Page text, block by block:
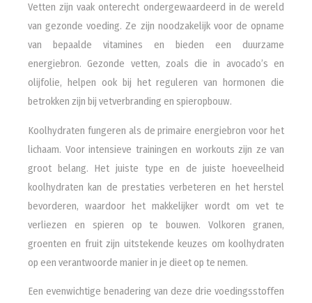
Vetten zijn vaak onterecht ondergewaardeerd in de wereld
van gezonde voeding. Ze zijn noodzakelijk voor de opname
van bepaalde vitamines en bieden een duurzame
energiebron. Gezonde vetten, zoals die in avocado’s en
olijfolie, helpen ook bij het reguleren van hormonen die
betrokken zijn bij vetverbranding en spieropbouw.
Koolhydraten fungeren als de primaire energiebron voor het
lichaam. Voor intensieve trainingen en workouts zijn ze van
groot belang. Het juiste type en de juiste hoeveelheid
koolhydraten kan de prestaties verbeteren en het herstel
bevorderen, waardoor het makkelijker wordt om vet te
verliezen en spieren op te bouwen. Volkoren granen,
groenten en fruit zijn uitstekende keuzes om koolhydraten
op een verantwoorde manier in je dieet op te nemen.
Een evenwichtige benadering van deze drie voedingsstoffen